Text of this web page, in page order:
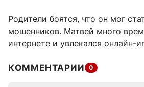
Родители боятся, что он мог
мошенников. Матвей много
интернете и увлекался онлайн-
КОММЕНТАРИИ 0